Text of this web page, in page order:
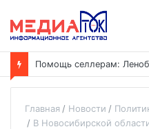
Главная Новости
В Новосибирской